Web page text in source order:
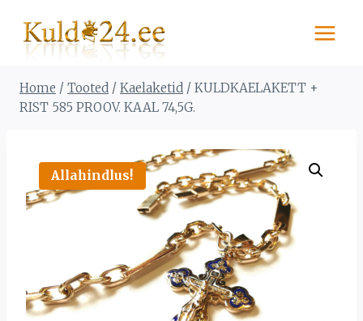
content
Home / Tooted / Kaelaketid / KULDKAELAKETT +
RIST 585 PROOV. KAAL 74,5G.
Allahindlus!